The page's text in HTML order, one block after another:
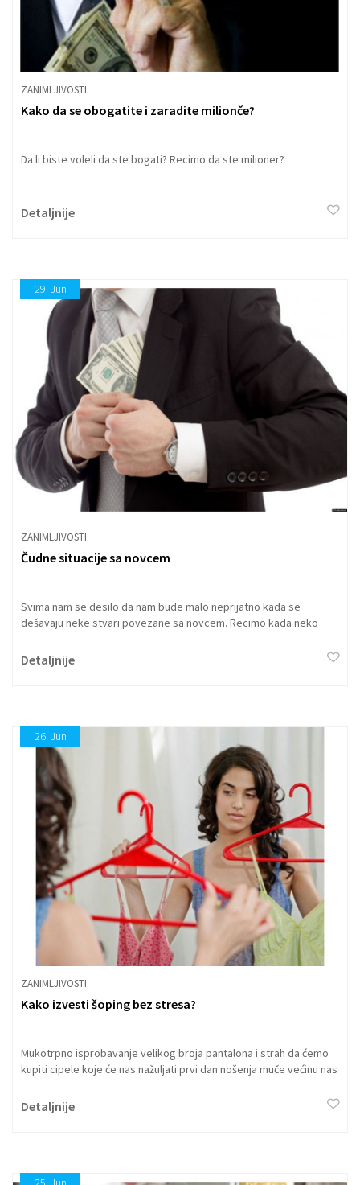
ZANIMLJIVOSTI
Kako da se obogatite i zaradite milionče?
Da li biste voleli da ste bogati? Recimo da ste milioner?
Detaljnije
29. Jun
ZANIMLJIVOSTI
Čudne situacije sa novcem
Svima nam se desilo da nam bude malo neprijatno kada se
dešavaju neke stvari povezane sa novcem. Recimo kada neko
Detaljnije
26. Jun
ZANIMLJIVOSTI
Kako izvesti šoping bez stresa?
Mukotrpno isprobavanje velikog broja pantalona i strah da ćemo
kupiti cipele koje će nas nažuljati prvi dan nošenja muče većinu nas
poznavaoci odeće i obuće savetuju da bi izbegli nervozu i
razočaranje pri šopingu.
Detaljnije